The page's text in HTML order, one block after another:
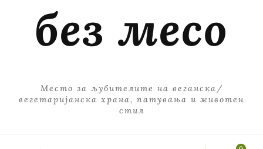
без месо
Место за љубителите на веганска/
вегетаријанска храна, патувања и животен
стил